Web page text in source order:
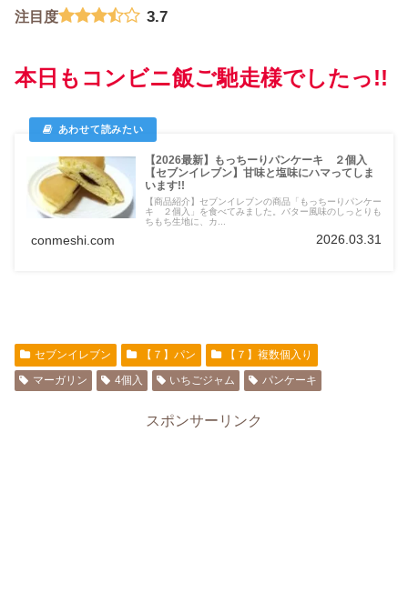
注目度 3.7
本日もコンビニ飯ご馳走様でしたっ!!
【2026最新】もっちーりパンケーキ ２個入
【セブンイレブン】甘味と塩味にハマってしま
います!!
【商品紹介】セブンイレブンの商品「もっちーりパンケー
キ ２個入」を食べてみました。バター風味のしっとりも
ちもち生地に、カ...
conmeshi.com 2026.03.31
セブンイレブン 【７】パン
【７】複数個入り
マーガリン
4個入 いちごジャム パンケーキ
スポンサーリンク